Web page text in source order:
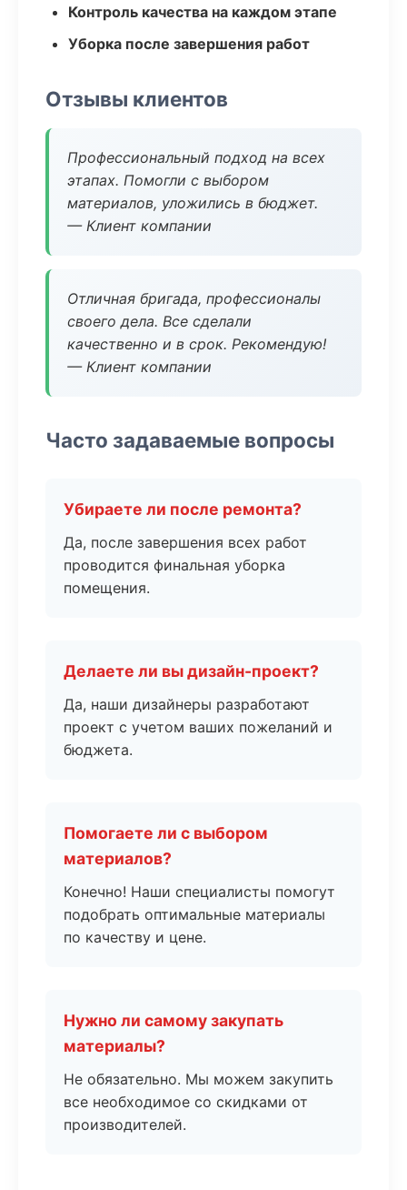
Контроль качества на каждом этапе
Уборка после завершения работ
Отзывы клиентов
Профессиональный подход на всех
этапах. Помогли с выбором
материалов, уложились в бюджет.
— Клиент компании
Отличная бригада, профессионалы
своего дела. Все сделали
качественно и в срок. Рекомендую!
— Клиент компании
Часто задаваемые вопросы
Убираете ли после ремонта?
Да, после завершения всех работ
проводится финальная уборка
помещения.
Делаете ли вы дизайн-проект?
Да, наши дизайнеры разработают
проект с учетом ваших пожеланий и
бюджета.
Помогаете ли с выбором
материалов?
Конечно! Наши специалисты помогут
подобрать оптимальные материалы
по качеству и цене.
Нужно ли самому закупать
материалы?
Не обязательно. Мы можем закупить
все необходимое со скидками от
производителей.